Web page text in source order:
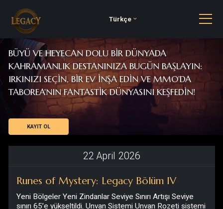
Türkçe
BÜYÜ VE HEYECAN DOLU BIR DÜNYADA
KAHRAMANLIK DESTANINIZA BUGÜN BAŞLAYIN:
IRKINIZI SEÇIN, BIR EV INŞA EDIN VE MMO'DA
TABOREA'NIN FANTASTIK DÜNYASINI KEŞFEDIN!
KAYIT OL
Runes of Mystery: Legacy Bölüm IV
Yeni Bölgeler Yeni Zindanlar Seviye Sınırı Artışı Seviye
sınırı 65’e yükseltildi. Unvan Sistemi Unvan Rozeti sistemi
ve ilgili görevler artık aktif.Mevcut seviye aralığı ve
bölgelerle...